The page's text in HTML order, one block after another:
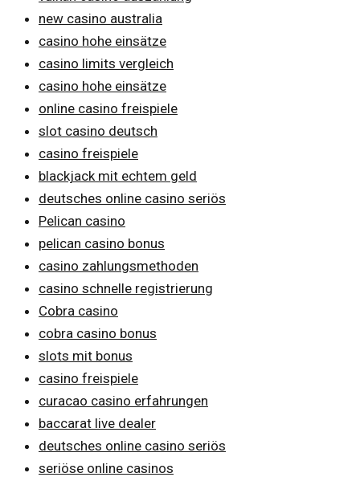
new casino australia
casino hohe einsätze
casino limits vergleich
casino hohe einsätze
online casino freispiele
slot casino deutsch
casino freispiele
blackjack mit echtem geld
deutsches online casino seriös
Pelican casino
pelican casino bonus
casino zahlungsmethoden
casino schnelle registrierung
Cobra casino
cobra casino bonus
slots mit bonus
casino freispiele
curacao casino erfahrungen
baccarat live dealer
deutsches online casino seriös
seriöse online casinos